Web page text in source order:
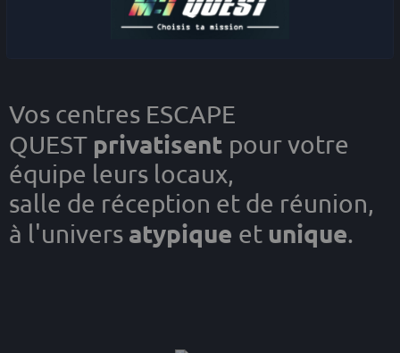
Vos centres ESCAPE
QUEST privatisent pour votre
équipe leurs locaux,
salle de réception et de réunion,
à l'univers atypique et unique.